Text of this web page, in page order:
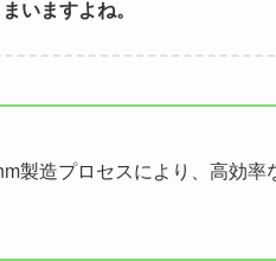
いますよね。
製造プロセスにより、高効